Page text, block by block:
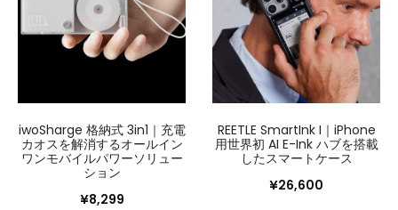
示
し
て
い
し
い
順
iwoSharge 格納式 3in1｜充電
カオスを解消するオールイン
ワンモバイルパワーソリュー
ション
¥8,299
REETLE SmartInk I｜iPhone
用世界初 AI E-Ink ハブを搭載
したスマートケース
¥26,600